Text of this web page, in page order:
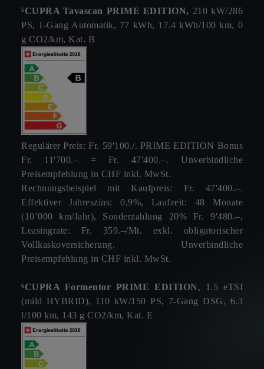
⁵CUPRA Tavascan PRIME EDITION, 210 kW/286
PS, 1-Gang Automatik, 77 kWh, 17.4 kWh/100 km, 0
g CO2/km, Kat. B
Regulärer Preis: Fr. 59'100./. PRIME EDITION Bonus
Fr. 11'700.– = Fr. 47'400.–. Unverbindliche
Preisempfehlung in CHF inkl. MwSt.
Rechnungsbeispiel mit Kaufpreis: Fr. 47'400.–.
Effektiver Jahreszins: 0,9%, Laufzeit: 48 Monate
(10’000 km/Jahr), Sonderzahlung 20% Fr. 9'480.–,
Leasingrate: Fr. 359.–/Mt. exkl. obligatorischer
Vollkaskoversicherung. Unverbindliche
Preisempfehlung in CHF inkl. MwSt.
⁶CUPRA Formentor PRIME EDITION, 1.5 eTSI
(mild HYBRID), 110 kW/150 PS, 7-Gang DSG, 6.3
l/100 km, 143 g CO2/km, Kat. E